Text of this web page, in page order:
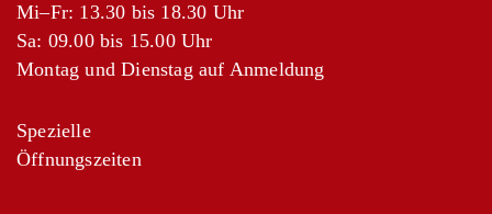
Mi–Fr: 13.30 bis 18.30 Uhr
Sa: 09.00 bis 15.00 Uhr
Montag und Dienstag auf Anmeldung
Spezielle
Öffnungszeiten